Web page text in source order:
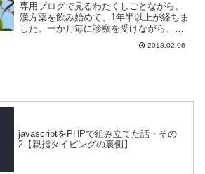
専用ブログで見るわたくしごとながら、
漢方薬を飲み始めて、1年半以上が経ちま
した。一か月毎に診察を受けながら、今
まで飲んだ処方は5種類。段々最・・・
2018.02.06
javascriptをPHPで組み立てた話・その
2【親指タイピングの裏側】